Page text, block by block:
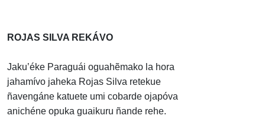
ROJAS SILVA REKÁVO
Jaku’éke Paraguái oguahẽmako la hora
jahamívo jaheka Rojas Silva retekue
ñavengáne katuete umi cobarde ojapóva
anichéne opuka guaikuru ñande rehe.